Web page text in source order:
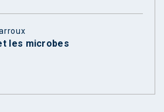
les microbes